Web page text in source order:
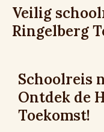
Veilig
Ringelberg
Schoolreis
Ontdek de
Toekomst!